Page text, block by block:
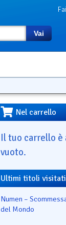
Vai
Nel carrello
Il tuo carrello è
vuoto.
Ultimi titoli visitati
Numen –
del Mondo